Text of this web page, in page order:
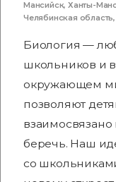
Мансийск,Ханты-
Челябинская область,
Биология —
школьников и
окружающем
позволяют
беречь. Наш
со